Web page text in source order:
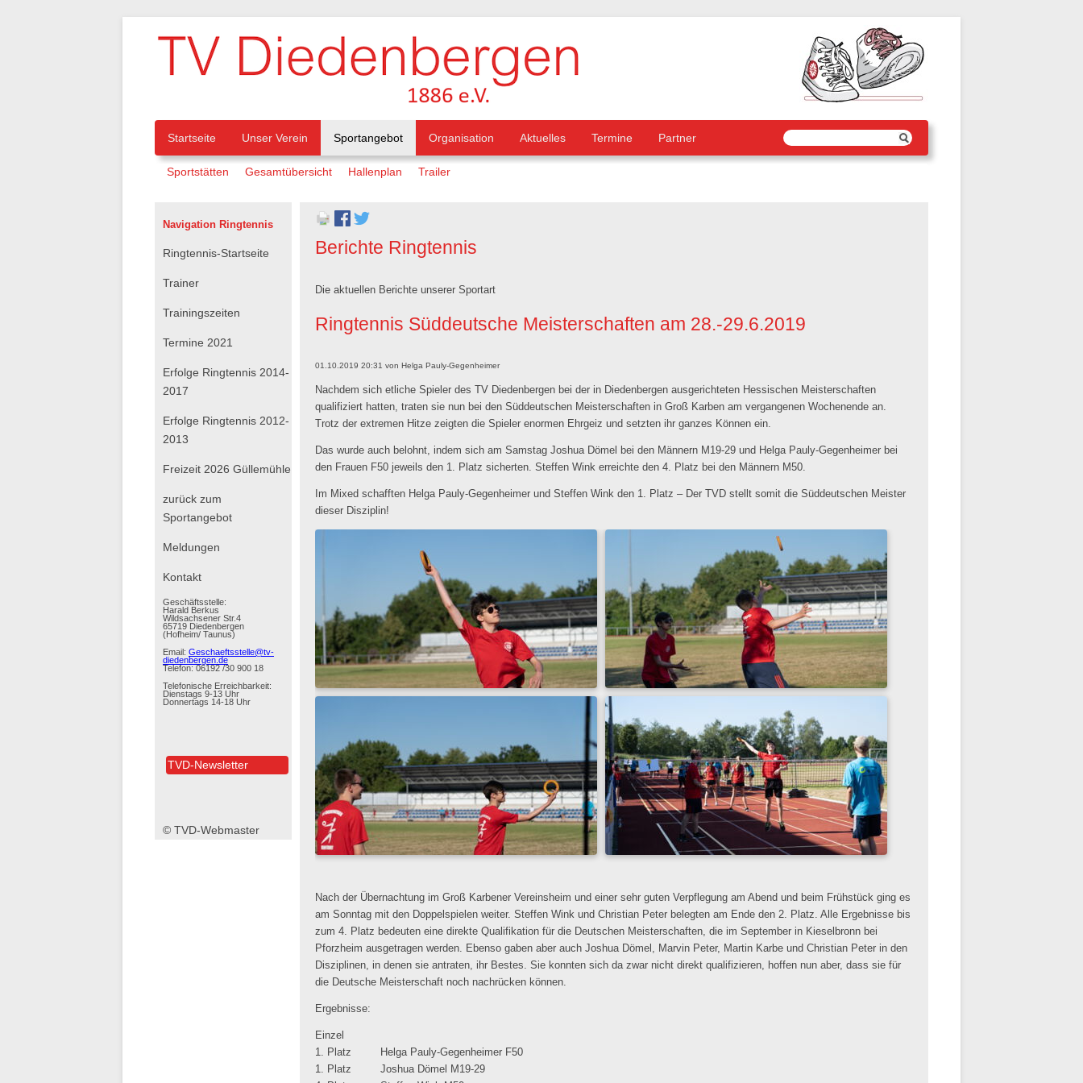
Navigation
überspringen
Startseite Unser Verein Sportangebot Organisation Aktuelles Termine Partner
Navigation
Sportstätten Gesamtübersicht Hallenplan Trailer
Berichte Ringtennis
Die aktuellen Berichte unserer Sportart
Ringtennis Süddeutsche Meisterschaften am 28.-29.6.2019
01.10.2019 20:31 von Helga Pauly-Gegenheimer
Nachdem sich etliche Spieler des TV Diedenbergen bei der in Diedenbergen ausgerichteten Hessischen Meisterschaften
qualifiziert hatten, traten sie nun bei den Süddeutschen Meisterschaften in Groß Karben am vergangenen Wochenende an.
Trotz der extremen Hitze zeigten die Spieler enormen Ehrgeiz und setzten ihr ganzes Können ein.
Das wurde auch belohnt, indem sich am Samstag Joshua Dömel bei den Männern M19-29 und Helga Pauly-Gegenheimer bei
den Frauen F50 jeweils den 1. Platz sicherten. Steffen Wink erreichte den 4. Platz bei den Männern M50.
Im Mixed schafften Helga Pauly-Gegenheimer und Steffen Wink den 1. Platz – Der TVD stellt somit die Süddeutschen Meister
dieser Disziplin!
Nach der Übernachtung im Groß Karbener Vereinsheim und einer sehr guten Verpflegung am Abend und beim Frühstück ging es
am Sonntag mit den Doppelspielen weiter. Steffen Wink und Christian Peter belegten am Ende den 2. Platz. Alle Ergebnisse bis
zum 4. Platz bedeuten eine direkte Qualifikation für die Deutschen Meisterschaften, die im September in Kieselbronn bei
Pforzheim ausgetragen werden. Ebenso gaben aber auch Joshua Dömel, Marvin Peter, Martin Karbe und Christian Peter in den
Disziplinen, in denen sie antraten, ihr Bestes. Sie konnten sich da zwar nicht direkt qualifizieren, hoffen nun aber, dass sie für
die Deutsche Meisterschaft noch nachrücken können.
Ergebnisse:
Einzel
1. Platz Helga Pauly-Gegenheimer F50
1. Platz Joshua Dömel M19-29
Navigation Ringtennis
Navigation
Ringtennis-Startseite
Trainer
Trainingszeiten
Termine 2021
Erfolge Ringtennis 2014-
2017
Erfolge Ringtennis 2012-
2013
Freizeit 2026 Güllemühle
zurück zum
Sportangebot
Navigation
Meldungen
Kontakt
Geschäftsstelle:
Harald Berkus
Wildsachsener Str.4
65719 Diedenbergen
(Hofheim/ Taunus)
Email: Geschaeftsstelle@tv-
diedenbergen.de
Telefon: 06192 /30 900 18
Telefonische Erreichbarkeit:
Dienstags 9-13 Uhr
Donnertags 14-18 Uhr
TVD-Newsletter
© TVD-Webmaster